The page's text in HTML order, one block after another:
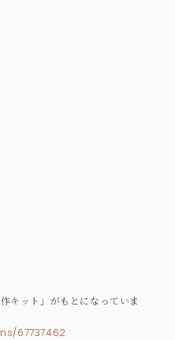
キット」がもとになっていま
67737462